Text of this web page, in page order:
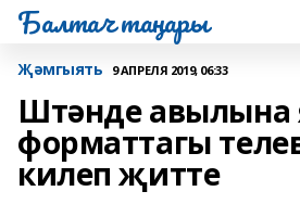
Балтач таңнары
Җәмгыять 9 АПРЕЛЯ 2019, 06:33
Штәнде авылына
форматтагы
килеп җитте